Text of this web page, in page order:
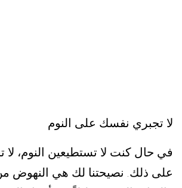
لا تجبري نفسك على النوم
في حال كنت لا تستطيعين النوم،
على ذلك. نصيحتنا لك هي النهوض